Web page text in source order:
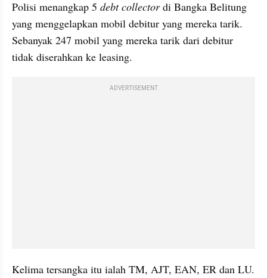
Polisi menangkap 5 debt collector di Bangka Belitung
yang menggelapkan mobil debitur yang mereka tarik.
Sebanyak 247 mobil yang mereka tarik dari debitur
tidak diserahkan ke leasing.
ADVERTISEMENT
Kelima tersangka itu ialah TM, AJT, EAN, ER dan LU.